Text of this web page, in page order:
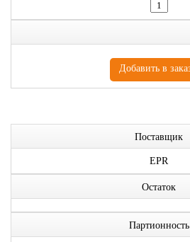
Поставщик
EPR
Остаток
Партионность